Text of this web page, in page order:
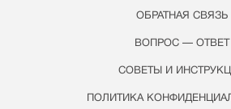
ОБРАТНАЯ СВЯЗЬ
ВОПРОС — ОТВЕТ
СОВЕТЫ И
ПОЛИТИКА